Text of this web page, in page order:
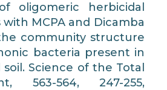
oligomeric herbicidal
MCPA and Dicamba
community structure
bacteria present in
Science of the Total
563-564, 247-255,